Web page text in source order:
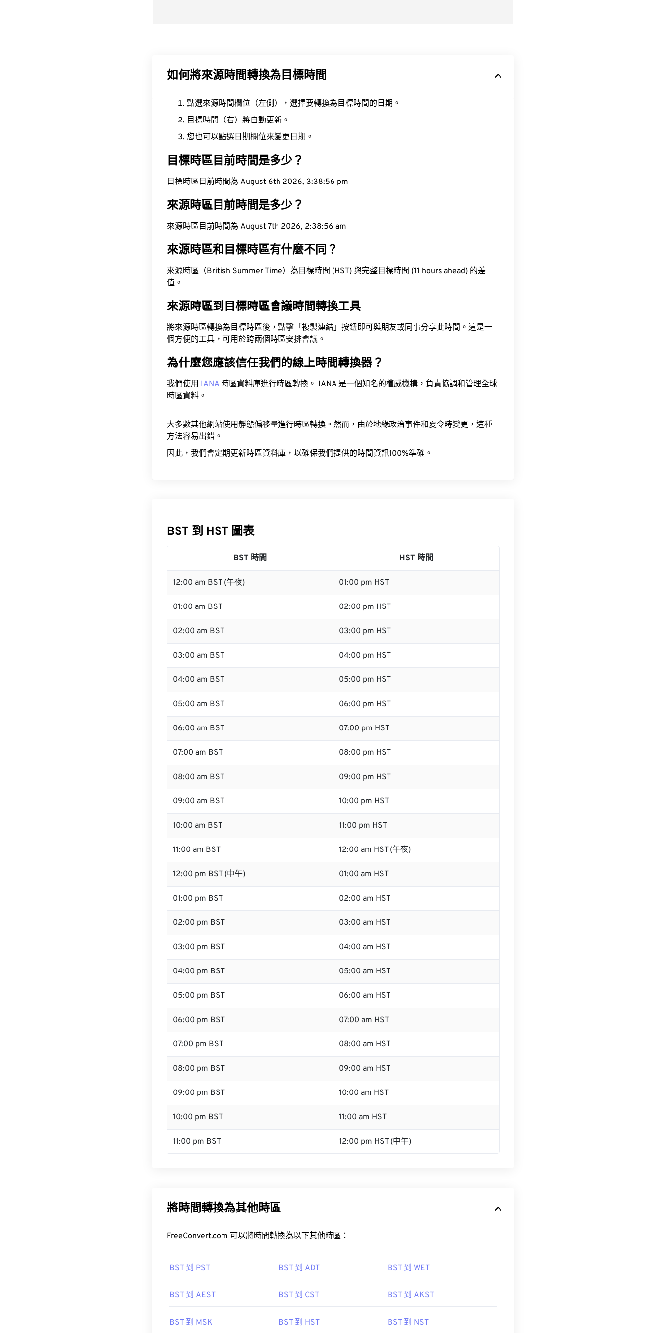
如何將來源時間轉換為目標時間
點選來源時間欄位（左側），選擇要轉換為目標時間的日期。
目標時間（右）將自動更新。
您也可以點選日期欄位來變更日期。
目標時區目前時間是多少？
目標時區目前時間為 August 6th 2026, 3:38:57 pm
來源時區目前時間是多少？
來源時區目前時間為 August 7th 2026, 2:38:57 am
來源時區和目標時區有什麼不同？
來源時區（British Summer Time）為目標時間 (HST) 與完整目標時間 (11 hours ahead) 的差
值。
來源時區到目標時區會議時間轉換工具
將來源時區轉換為目標時區後，點擊「複製連結」按鈕即可與朋友或同事分享此時間。這是一
個方便的工具，可用於跨兩個時區安排會議。
為什麼您應該信任我們的線上時間轉換器？
我們使用 IANA 時區資料庫進行時區轉換。 IANA 是一個知名的權威機構，負責協調和管理全球
時區資料。
大多數其他網站使用靜態偏移量進行時區轉換。然而，由於地緣政治事件和夏令時變更，這種
方法容易出錯。
因此，我們會定期更新時區資料庫，以確保我們提供的時間資訊100%準確。
BST 到 HST 圖表
BST 時間 HST 時間
12:00 am BST (午夜) 01:00 pm HST
01:00 am BST 02:00 pm HST
02:00 am BST 03:00 pm HST
03:00 am BST 04:00 pm HST
04:00 am BST 05:00 pm HST
05:00 am BST 06:00 pm HST
06:00 am BST 07:00 pm HST
07:00 am BST 08:00 pm HST
08:00 am BST 09:00 pm HST
09:00 am BST 10:00 pm HST
10:00 am BST 11:00 pm HST
11:00 am BST 12:00 am HST (午夜)
12:00 pm BST (中午) 01:00 am HST
01:00 pm BST 02:00 am HST
02:00 pm BST 03:00 am HST
03:00 pm BST 04:00 am HST
04:00 pm BST 05:00 am HST
05:00 pm BST 06:00 am HST
06:00 pm BST 07:00 am HST
07:00 pm BST 08:00 am HST
08:00 pm BST 09:00 am HST
09:00 pm BST 10:00 am HST
10:00 pm BST 11:00 am HST
11:00 pm BST 12:00 pm HST (中午)
將時間轉換為其他時區
FreeConvert.com 可以將時間轉換為以下其他時區：
BST 到 PST BST 到 ADT BST 到 WET
BST 到 AEST BST 到 CST BST 到 AKST
BST 到 MSK BST 到 HST BST 到 NST